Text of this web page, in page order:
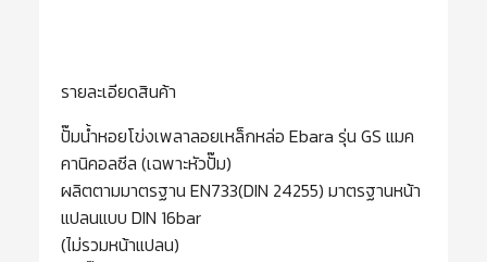
รายละเอียดสินค้า
ปั๊มน้ำหอยโข่งเพลาลอยเหล็กหล่อ Ebara รุ่น GS แมค
คานิคอลซีล (เฉพาะหัวปั๊ม)
ผลิตตามมาตรฐาน EN733(DIN 24255) มาตรฐานหน้า
แปลนแบบ DIN 16bar
(ไม่รวมหน้าแปลน)